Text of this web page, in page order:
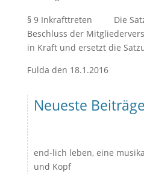
§ 9 Inkrafttreten Die
Beschluss der
in Kraft und ersetzt die
Fulda den 18.1.2016
Neueste Beiträge
end-lich leben, eine
und Kopf